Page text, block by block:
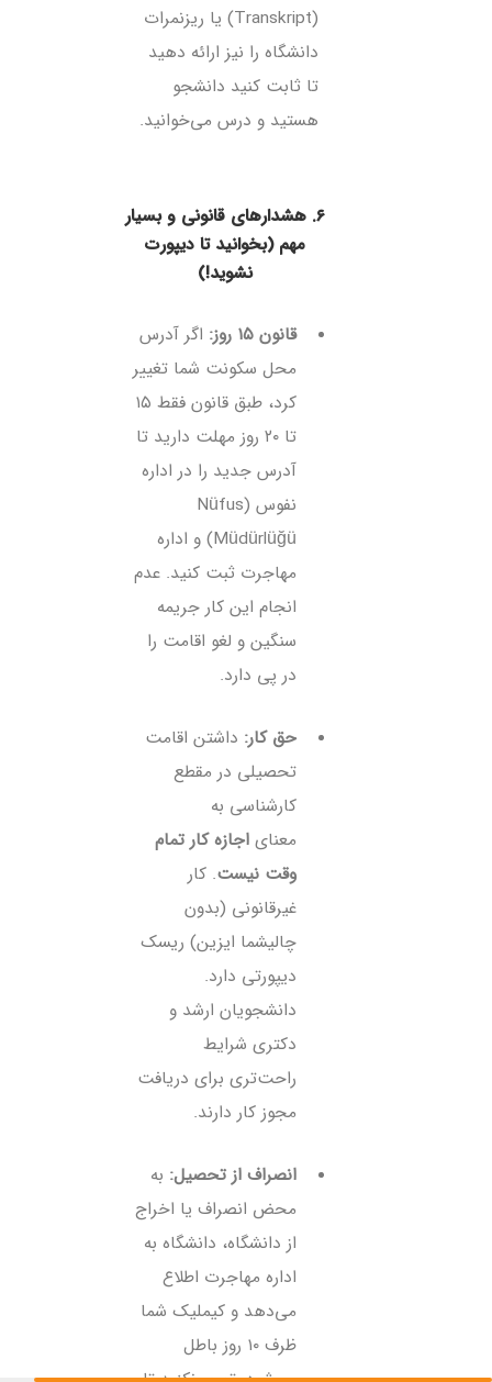
(Transkript) یا ریزنمرات
دانشگاه را نیز ارائه دهید
تا ثابت کنید دانشجو
هستید و درس می‌خوانید.
۶. هشدارهای قانونی و بسیار
مهم (بخوانید تا دیپورت
نشوید!)
قانون ۱۵ روز:
اگر آدرس
محل سکونت شما تغییر
کرد، طبق قانون فقط ۱۵
تا ۲۰ روز مهلت دارید تا
آدرس جدید را در اداره
نفوس (Nüfus
Müdürlüğü) و اداره
مهاجرت ثبت کنید. عدم
انجام این کار جریمه
سنگین و لغو اقامت را
در پی دارد.
حق کار: داشتن اقامت
تحصیلی در مقطع
کارشناسی به
معنای اجازه کار تمام
وقت نیست. کار
غیرقانونی (بدون
چالیشما ایزین) ریسک
دیپورتی دارد.
دانشجویان ارشد و
دکتری شرایط
راحت‌تری برای دریافت
مجوز کار دارند.
انصراف از تحصیل: به
محض انصراف یا اخراج
از دانشگاه، دانشگاه به
اداره مهاجرت اطلاع
می‌دهد و کیملیک شما
ظرف ۱۰ روز باطل